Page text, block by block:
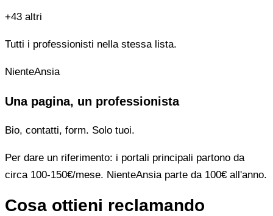
+43 altri
Tutti i professionisti nella stessa lista.
NienteAnsia
Una pagina, un professionista
Bio, contatti, form. Solo tuoi.
Per dare un riferimento: i portali principali partono da
circa 100-150€/mese. NienteAnsia parte da 100€ all'anno.
Cosa ottieni reclamando